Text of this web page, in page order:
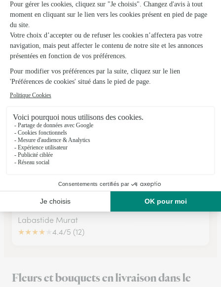
A L'arbol Fleuri
Lacapelle Marival
★★★★ ★ 4.5/5 (24)
Fleurs T Coeur de Causse
Labastide Murat
★★★★ 4.4/5 (12)
Fleurs et bouquets en livraison dans le